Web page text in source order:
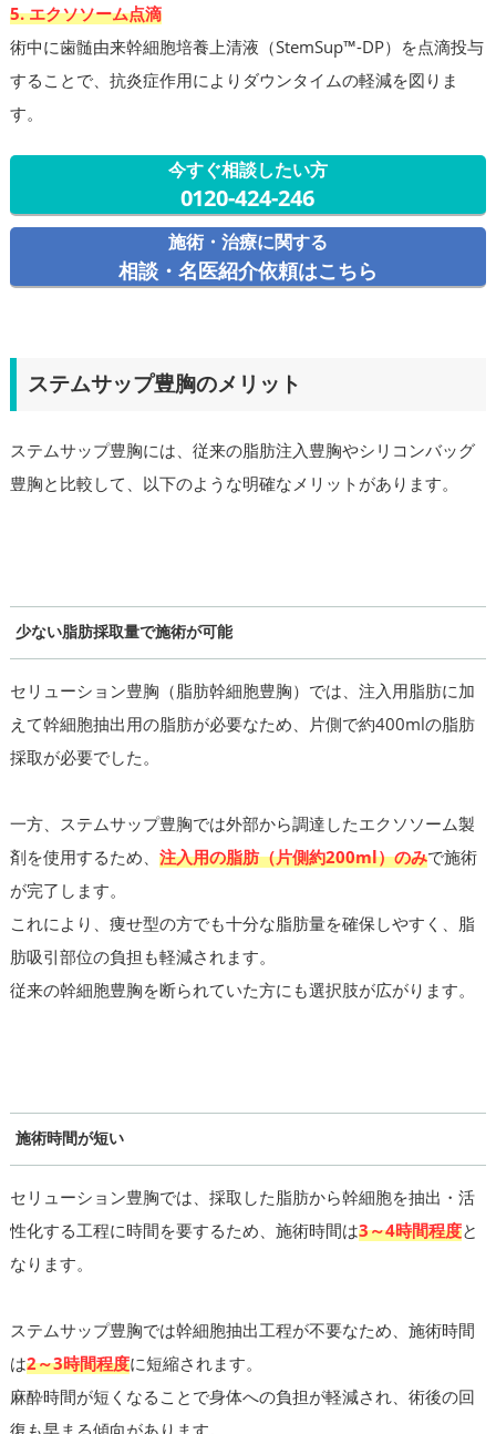
5. エクソソーム点滴
術中に歯髄由来幹細胞培養上清液（StemSup™-DP）を点滴投与
することで、抗炎症作用によりダウンタイムの軽減を図りま
す。
今すぐ相談したい方
0120-424-246
施術・治療に関する
相談・名医紹介依頼はこちら
ステムサップ豊胸のメリット
ステムサップ豊胸には、従来の脂肪注入豊胸やシリコンバッグ
豊胸と比較して、以下のような明確なメリットがあります。
少ない脂肪採取量で施術が可能
セリューション豊胸（脂肪幹細胞豊胸）では、注入用脂肪に加
えて幹細胞抽出用の脂肪が必要なため、片側で約400mlの脂肪
採取が必要でした。
一方、ステムサップ豊胸では外部から調達したエクソソーム製
剤を使用するため、 注入用の脂肪（片側約200ml）のみで施術
が完了します。
これにより、痩せ型の方でも十分な脂肪量を確保しやすく、脂
肪吸引部位の負担も軽減されます。
従来の幹細胞豊胸を断られていた方にも選択肢が広がります。
施術時間が短い
セリューション豊胸では、採取した脂肪から幹細胞を抽出・活
性化する工程に時間を要するため、施術時間は3～4時間程度と
なります。
ステムサップ豊胸では幹細胞抽出工程が不要なため、施術時間
は2～3時間程度に短縮されます。
麻酔時間が短くなることで身体への負担が軽減され、術後の回
復も早まる傾向があります。